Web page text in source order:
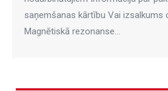
saņemšanas kārtību Vai izsalkums
Magnētiskā rezonanse…